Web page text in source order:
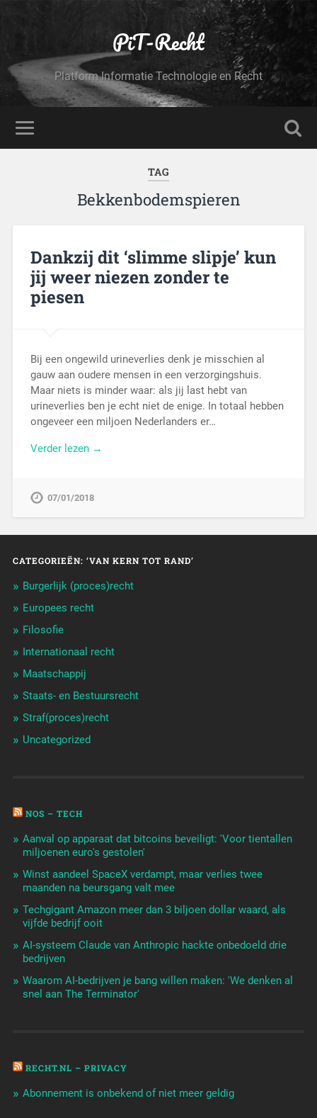
PiT-Recht
Platform Informatie Technologie en Recht
TAG
Bekkenbodemspieren
Dankzij dit ‘slimme slipje’ kun
jij weer niezen zonder te
piesen
Bij een ongewild urineverlies denk je misschien al
gauw aan oudere mensen in een verzorgingshuis.
Maar niets is minder waar: als jij last hebt van
urineverlies ben je echt niet de enige. In totaal hebben
ongeveer een miljoen Nederlanders er…
Verder lezen →
07/01/2018
CATEGORIEËN: ‘VAN KERN TOT RAND’
Burgerlijk (proces)recht
Europees recht
Filosofie
Internationaal recht
Maatschappij
Staats- en Bestuursrecht
Straf(proces)recht
Uncategorized
NOS – TECH
Aanval op apparaat dat bitcoins beveiligt: 'Voor tientallen
miljoenen euro's gestolen'
Winst aandeel SpaceX verdampt, maar verlies twee
maanden na beursgang valt mee
Techgigant Amazon meer dan 3 biljoen dollar waard, als
vijfde bedrijf ooit
AI-systeem Claude van Anthropic hackte onbedoeld drie
bedrijven
Waarom AI-bedrijven je bang willen maken: 'We denken al
snel aan The Terminator'
RECHT.NL – PRIVACY
Abonnement is onbekend of niet meer geldig